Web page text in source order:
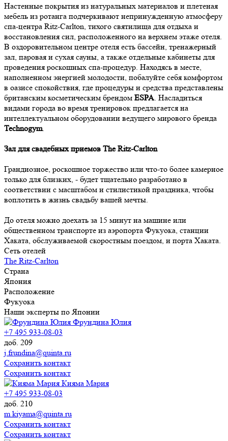
Настенные покрытия из натуральных материалов и плетеная
мебель из ротанга подчеркивают непринужденную атмосферу
спа-центра Ritz-Carlton, тихого святилища для отдыха и
восстановления сил, расположенного на верхнем этаже отеля.
В оздоровительном центре отеля есть бассейн, тренажерный
зал, паровая и сухая сауны, а также отдельные кабинеты для
проведения роскошных спа-процедур. Находясь в месте,
наполненном энергией молодости, побалуйте себя комфортом
в оазисе спокойствия, где процедуры и средства представлены
британским косметическим брендом ESPA. Насладиться
видами города во время тренировок предлагается на
интеллектуальном оборудовании ведущего мирового бренда
Technogym.
Зал для свадебных приемов The Ritz-Carlton
Грандиозное, роскошное торжество или что-то более камерное
только для близких, - будет тщательно разработано в
соответствии с масштабом и стилистикой праздника, чтобы
воплотить в жизнь свадьбу вашей мечты.
До отеля можно доехать за 15 минут на машине или
общественном транспорте из аэропорта Фукуока, станции
Хаката, обслуживаемой скоростным поездом, и порта Хаката.
Сеть отелей
The Ritz-Carlton
Страна
Япония
Расположение
Фукуока
Наши эксперты по Японии
Фрундина Юлия
+7 495 933-08-03
доб. 209
j.frundina@quinta.ru
Сохранить контакт
Сохранить контакт
Кияма Мария
+7 495 933-08-03
доб. 210
m.kiyama@quinta.ru
Сохранить контакт
Сохранить контакт